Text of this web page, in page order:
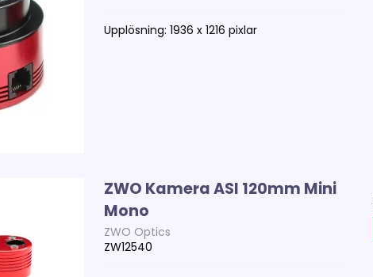
Upplösning: 1936 x 1216 pixlar
ZWO Kamera ASI 120mm Mini
Mono
ZWO Optics
ZW12540